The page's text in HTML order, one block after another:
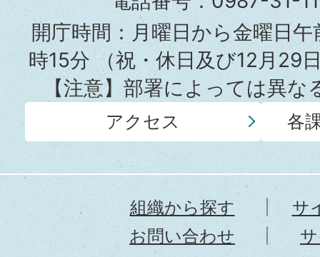
所
開庁時間：月曜日から金曜日
時15分（祝・休日及び12月29
【注意】部署によっては異
アクセス 各
組織から探す
サ
お問い合わせ